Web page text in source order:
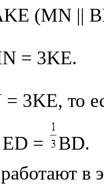
(МN ||
= 3KE.
3KЕ, то
=
ВD.
в